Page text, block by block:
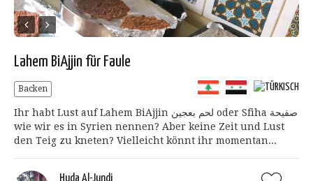
Lahem BiAjjin für Faule
Backen
Ihr habt Lust auf Lahem BiAjjin لحم بعجين oder Sfiha صفيحة
wie wir es in Syrien nennen? Aber keine Zeit und Lust
den Teig zu kneten? Vielleicht könnt ihr momentan...